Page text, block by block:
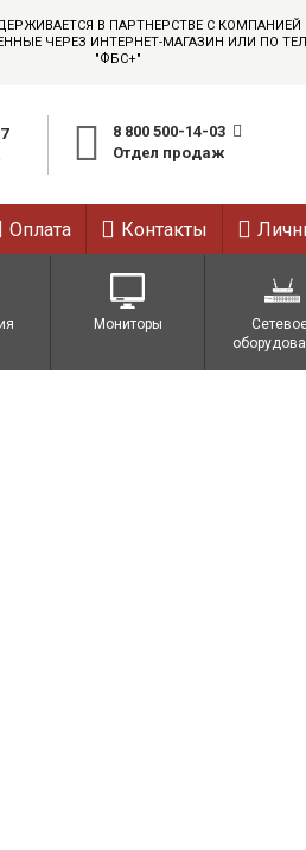
В ПАРТНЕРСТВЕ С
ЧЕРЕЗ ИНТЕРНЕТ-МАГАЗИН ИЛИ
"ФБС+"
8 800 500-14-03
Отдел продаж
Оплата Контакты
Мониторы